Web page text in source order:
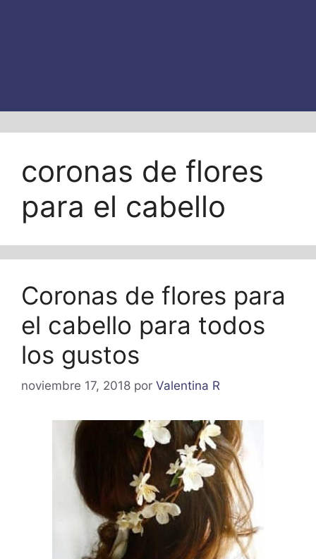
coronas de flores
para el cabello
Coronas de flores para
el cabello para todos
los gustos
noviembre 17, 2018 por Valentina R